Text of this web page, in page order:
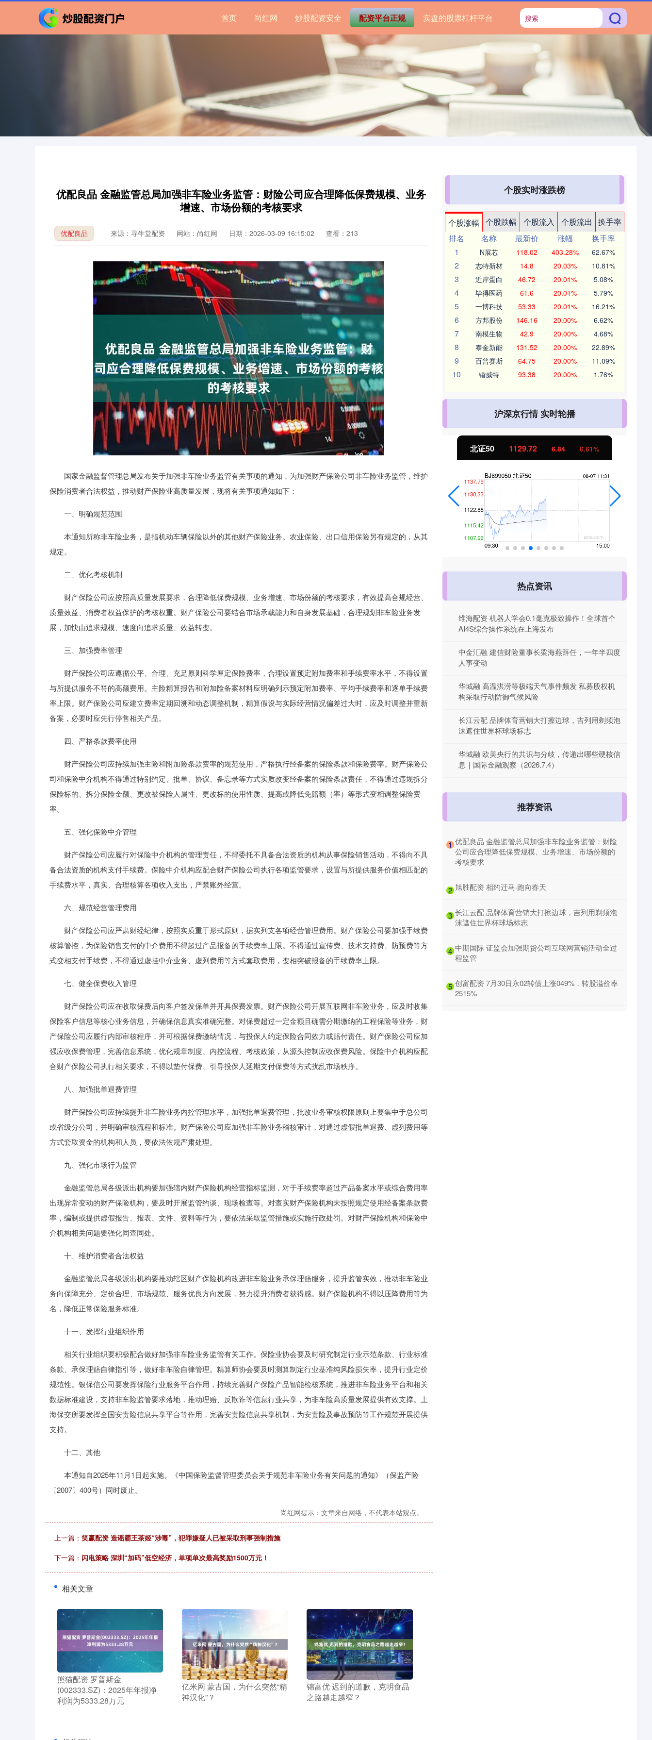
首页 尚红网 炒股配资安全 配资平台正规 实盘的股票杠杆平台
优配良品 金融监管总局加强非车险业务监管：财险公司应合理降低保费规模、业务
增速、市场份额的考核要求
优配良品 来源：寻牛堂配资 网站：尚红网 日期：2026-03-09 16:15:02 查看：213
国家金融监督管理总局发布关于加强非车险业务监管有关事项的通知，为加强财产保险公司非车险业务监管，维护
保险消费者合法权益，推动财产保险业高质量发展，现将有关事项通知如下：
一、明确规范范围
本通知所称非车险业务，是指机动车辆保险以外的其他财产保险业务。农业保险、出口信用保险另有规定的，从其
规定。
二、优化考核机制
财产保险公司应按照高质量发展要求，合理降低保费规模、业务增速、市场份额的考核要求，有效提高合规经营、
质量效益、消费者权益保护的考核权重。财产保险公司要结合市场承载能力和自身发展基础，合理规划非车险业务发
展，加快由追求规模、速度向追求质量、效益转变。
三、加强费率管理
财产保险公司应遵循公平、合理、充足原则科学厘定保险费率，合理设置预定附加费率和手续费率水平，不得设置
与所提供服务不符的高额费用。主险精算报告和附加险备案材料应明确列示预定附加费率、平均手续费率和逐单手续费
率上限。财产保险公司应建立费率定期回溯和动态调整机制，精算假设与实际经营情况偏差过大时，应及时调整并重新
备案，必要时应先行停售相关产品。
四、严格条款费率使用
财产保险公司应持续加强主险和附加险条款费率的规范使用，严格执行经备案的保险条款和保险费率。财产保险公
司和保险中介机构不得通过特别约定、批单、协议、备忘录等方式实质改变经备案的保险条款责任，不得通过违规拆分
保险标的、拆分保险金额、更改被保险人属性、更改标的使用性质、提高或降低免赔额（率）等形式变相调整保险费
率。
五、强化保险中介管理
财产保险公司应履行对保险中介机构的管理责任，不得委托不具备合法资质的机构从事保险销售活动，不得向不具
备合法资质的机构支付手续费。保险中介机构应配合财产保险公司执行各项监管要求，设置与所提供服务价值相匹配的
手续费水平，真实、合理核算各项收入支出，严禁账外经营。
六、规范经营管理费用
财产保险公司应严肃财经纪律，按照实质重于形式原则，据实列支各项经营管理费用。财产保险公司要加强手续费
核算管控，为保险销售支付的中介费用不得超过产品报备的手续费率上限。不得通过宣传费、技术支持费、防预费等方
式变相支付手续费，不得通过虚挂中介业务、虚列费用等方式套取费用，变相突破报备的手续费率上限。
七、健全保费收入管理
财产保险公司应在收取保费后向客户签发保单并开具保费发票。财产保险公司开展互联网非车险业务，应及时收集
保险客户信息等核心业务信息，并确保信息真实准确完整。对保费超过一定金额且确需分期缴纳的工程保险等业务，财
产保险公司应履行内部审核程序，并可根据保费缴纳情况，与投保人约定保险合同效力或赔付责任。财产保险公司应加
强应收保费管理，完善信息系统，优化规章制度、内控流程、考核政策，从源头控制应收保费风险。保险中介机构应配
合财产保险公司执行相关要求，不得以垫付保费、引导投保人延期支付保费等方式扰乱市场秩序。
八、加强批单退费管理
财产保险公司应持续提升非车险业务内控管理水平，加强批单退费管理，批改业务审核权限原则上要集中于总公司
或省级分公司，并明确审核流程和标准。财产保险公司应加强非车险业务稽核审计，对通过虚假批单退费、虚列费用等
方式套取资金的机构和人员，要依法依规严肃处理。
九、强化市场行为监管
金融监管总局各级派出机构要加强辖内财产保险机构经营指标监测，对于手续费率超过产品备案水平或综合费用率
出现异常变动的财产保险机构，要及时开展监管约谈、现场检查等。对查实财产保险机构未按照规定使用经备案条款费
率，编制或提供虚假报告、报表、文件、资料等行为，要依法采取监管措施或实施行政处罚。对财产保险机构和保险中
介机构相关问题要强化同查同处。
十、维护消费者合法权益
金融监管总局各级派出机构要推动辖区财产保险机构改进非车险业务承保理赔服务，提升监管实效，推动非车险业
务向保障充分、定价合理、市场规范、服务优良方向发展，努力提升消费者获得感。财产保险机构不得以压降费用等为
名，降低正常保险服务标准。
十一、发挥行业组织作用
相关行业组织要积极配合做好加强非车险业务监管有关工作。保险业协会要及时研究制定行业示范条款、行业标准
条款、承保理赔自律指引等，做好非车险自律管理。精算师协会要及时测算制定行业基准纯风险损失率，提升行业定价
规范性。银保信公司要发挥保险行业服务平台作用，持续完善财产保险产品智能检核系统，推进非车险业务平台和相关
数据标准建设，支持非车险监管要求落地，推动理赔、反欺诈等信息行业共享，为非车险高质量发展提供有效支撑。上
海保交所要发挥全国安责险信息共享平台等作用，完善安责险信息共享机制，为安责险及事故预防等工作规范开展提供
支持。
十二、其他
本通知自2025年11月1日起实施。《中国保险监督管理委员会关于规范非车险业务有关问题的通知》（保监产险
〔2007〕400号）同时废止。
尚红网提示：文章来自网络，不代表本站观点。
上一篇： 笑赢配资 造谣霸王茶姬“涉毒”，犯罪嫌疑人已被采取刑事强制措施
下一篇： 闪电策略 深圳“加码”低空经济，单项单次最高奖励1500万元！
相关文章
​熊猫配资 罗普斯金
(002333.SZ)：2025年年报净
利润为5333.28万元
​亿米网 蒙古国，为什么突然“精
神汉化”？
​锦富优 迟到的道歉，克明食品
之路越走越窄？
个股实时涨跌榜
个股涨幅 个股跌幅 个股流入 个股流出
换手率
排名
名称 最新价 涨幅
换手率
1
N展芯 118.02 403.28% 62.67%
2 志特新材 14.8 20.03% 10.81%
3 近岸蛋白 46.72 20.01% 5.08%
4 毕得医药 61.6 20.01% 5.79%
5 一博科技 53.33 20.01% 16.21%
6 方邦股份 146.16 20.00% 6.62%
7 南模生物 42.9 20.00% 4.68%
8 泰金新能 131.52 20.00% 22.89%
9 百普赛斯 64.75 20.00% 11.09%
10 锴威特 93.38 20.00% 1.76%
沪深京行情 实时轮播
深证成指 14295.08 184.96 1.31% 沪深300 4689.96 38.65 北证50 1129.72 6.84 0.61%
热点资讯
维海配资 机器人学会0.1毫克极致操作！全球首个
AI4S综合操作系统在上海发布
中金汇融 建信财险董事长梁海燕辞任，一年半四度
人事变动
华城融 高温洪涝等极端天气事件频发 私募股权机
构采取行动防御气候风险
长江云配 品牌体育营销大打擦边球，吉列用剃须泡
沫遮住世界杯球场标志
华城融 欧美央行的共识与分歧，传递出哪些硬核信
息｜国际金融观察（2026.7.4）
推荐资讯
1 ​优配良品 金融监管总局加强非车险业务监管：财险
公司应合理降低保费规模、业务增速、市场份额的
考核要求
2 ​旭胜配资 相约迁马·跑向春天
3 ​长江云配 品牌体育营销大打擦边球，吉列用剃须泡
沫遮住世界杯球场标志
4 ​中期国际 证监会加强期货公司互联网营销活动全过
程监管
5 ​创富配资 7月30日永02转债上涨049%，转股溢价率
2515%